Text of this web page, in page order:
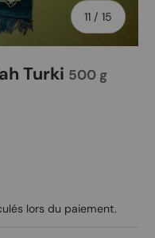
11 / de
15
Turki 500 g
lors du paiement.